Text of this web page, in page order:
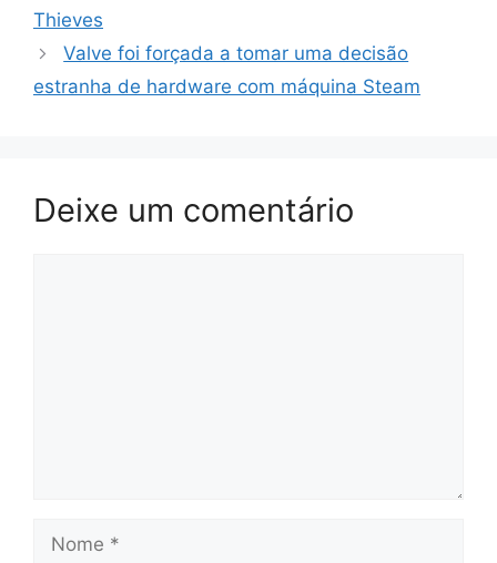
Thieves
Valve foi forçada a tomar uma decisão
estranha de hardware com máquina Steam
Deixe um comentário
Nome